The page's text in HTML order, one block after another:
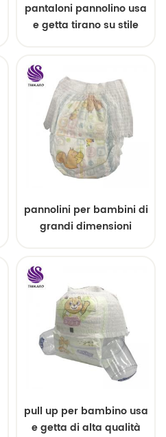
pantaloni pannolino usa
e getta tirano su stile
pannolini per bambini di
grandi dimensioni
pull up per bambino usa
e getta di alta qualità